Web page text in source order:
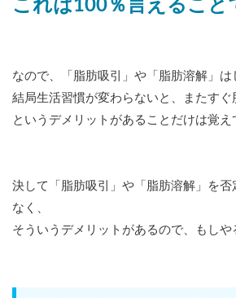
これは100％言えること
なので、「脂肪吸引」や「脂肪溶解」は
結局生活習慣が変わらないと、またすぐ
というデメリットがあることだけは覚え
決して「脂肪吸引」や「脂肪溶解」を否
なく、
そういうデメリットがあるので、もしや